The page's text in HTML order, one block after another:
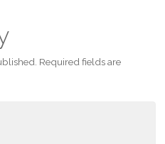
Required fields are